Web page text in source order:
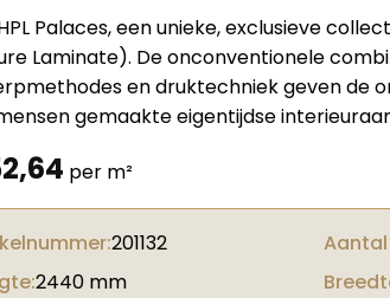
Palaces, een unieke, exclusieve
Laminate). De onconventionele
en druktechniek geven de
gemaakte eigentijdse
per m²
201132
2440 mm